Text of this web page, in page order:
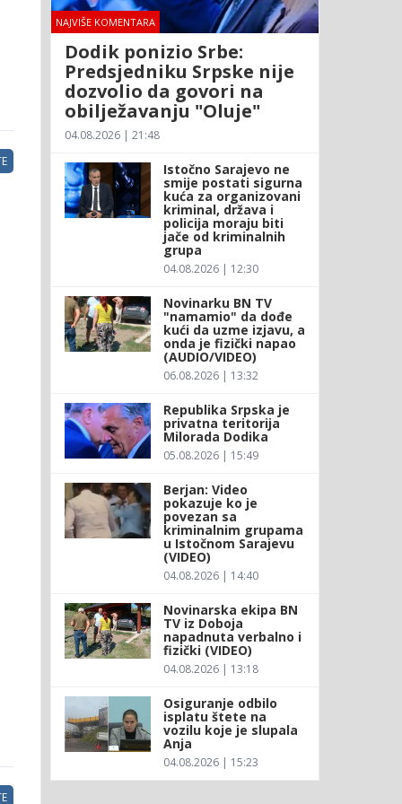
NAJVIŠE KOMENTARA
Dodik ponizio Srbe:
Predsjedniku Srpske nije
dozvolio da govori na
obilježavanju "Oluje"
04.08.2026 | 21:48
Istočno Sarajevo ne
smije postati sigurna
kuća za organizovani
kriminal, država i
policija moraju biti
jače od kriminalnih
grupa
04.08.2026 | 12:30
Novinarku BN TV
"namamio" da dođe
kući da uzme izjavu, a
onda je fizički napao
(AUDIO/VIDEO)
06.08.2026 | 13:32
Republika Srpska je
privatna teritorija
Milorada Dodika
05.08.2026 | 15:49
Berjan: Video
pokazuje ko je
povezan sa
kriminalnim grupama
u Istočnom Sarajevu
(VIDEO)
04.08.2026 | 14:40
Novinarska ekipa BN
TV iz Doboja
napadnuta verbalno i
fizički (VIDEO)
04.08.2026 | 13:18
Osiguranje odbilo
isplatu štete na
vozilu koje je slupala
Anja
04.08.2026 | 15:23